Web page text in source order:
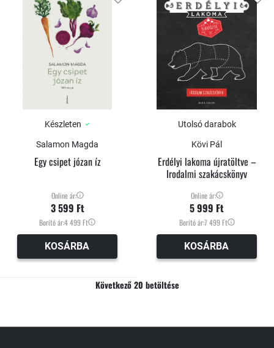
Készleten
Salamon Magda
Egy csipet józan íz
Online ár:
3 599 Ft
Borító ár:4 499 Ft
KOSÁRBA
Utolsó darabok
Kövi Pál
Erdélyi lakoma újratöltve –
Irodalmi szakácskönyv
Online ár:
5 999 Ft
Borító ár:7 499 Ft
KOSÁRBA
Következő 20 betöltése